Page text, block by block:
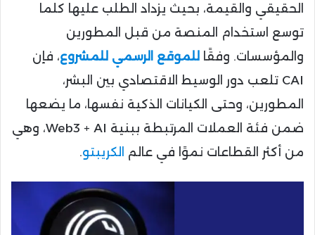
الحقيقي والقيمة، بحيث يزداد الطلب عليها كلما
توسع استخدام المنصة من قبل المطورين
والمؤسسات. وفقًا للموقع الرسمي للمشروع، فإن
CAI تلعب دور الوسيط الاقتصادي بين البشر،
المطورين، وحتى الكيانات الذكية نفسها، ما يضعها
ضمن فئة العملات المرتبطة ببنية Web3 + AI، وهي
من أكثر القطاعات نموًا في عالم الكريبتو.